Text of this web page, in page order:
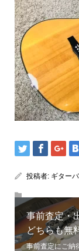
投稿者: ギター
事前査定・
どちらも無
事前査定にご納